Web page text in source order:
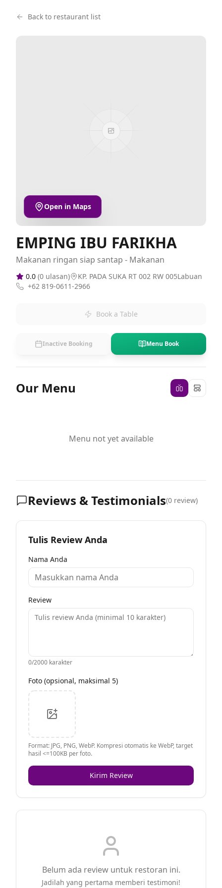
Back to restaurant list
Open in Maps
EMPING IBU FARIKHA
Makanan ringan siap santap - Makanan
0.0 (0 ulasan)
KP. PADA SUKA RT 002 RW 005Labuan
+62 819-0611-2966
Book a Table
Inactive Booking Menu Book
Our Menu
Menu not yet available
Reviews & Testimonials(0 review)
Tulis Review Anda
Nama Anda
Review
0/2000 karakter
Foto (opsional, maksimal 5)
Format: JPG, PNG, WebP. Kompresi otomatis ke WebP, target
hasil <=100KB per foto.
Kirim Review
Belum ada review untuk restoran ini.
Jadilah yang pertama memberi testimoni!